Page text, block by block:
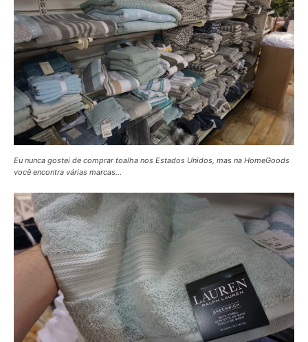
Eu nunca gostei de comprar toalha nos Estados Unidos, mas na HomeGoods
você encontra várias marcas…